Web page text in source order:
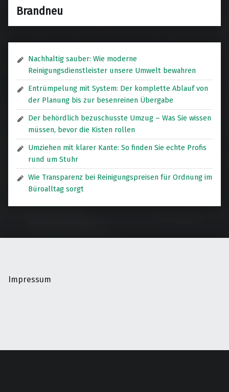
Brandneu
Nachhaltig sauber: Wie moderne
Reinigungsdienstleister unsere Umwelt bewahren
Entrümpelung mit System: Der komplette Ablauf von
der Planung bis zur besenreinen Übergabe
Der behördlich bezuschusste Umzug – Was Sie wissen
müssen, bevor die Kisten rollen
Umziehen mit klarer Kante: So finden Sie echte Profis
rund um Stuhr
Wie Transparenz bei Reinigungspreisen für Ordnung im
Büroalltag sorgt
Impressum